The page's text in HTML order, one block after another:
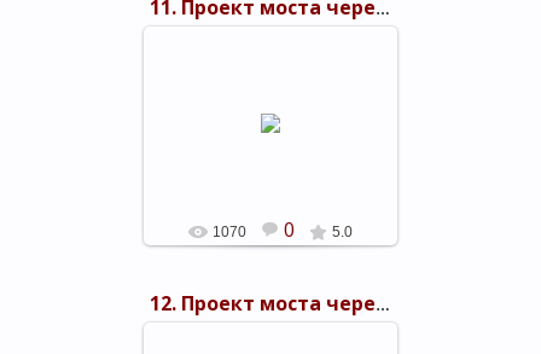
11. Проект моста через Керченский пролив 1949 г.
1070 0 5.0
12. Проект моста через Керченский пролив 1949 г.